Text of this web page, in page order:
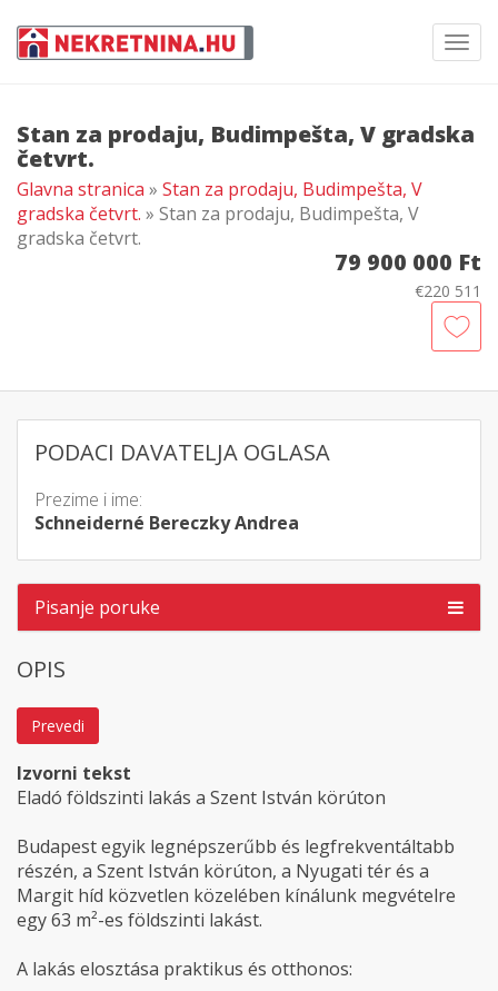
Stan za prodaju, Budimpešta, V gradska
četvrt.
Glavna stranica » Stan za prodaju, Budimpešta, V
gradska četvrt. » Stan za prodaju, Budimpešta, V
gradska četvrt.
79 900 000 Ft
€220 511
PODACI DAVATELJA OGLASA
Prezime i ime:
Schneiderné Bereczky Andrea
Pisanje poruke
OPIS
Prevedi
Izvorni tekst
Eladó földszinti lakás a Szent István körúton
Budapest egyik legnépszerűbb és legfrekventáltabb
részén, a Szent István körúton, a Nyugati tér és a
Margit híd közvetlen közelében kínálunk megvételre
egy 63 m²-es földszinti lakást.
A lakás elosztása praktikus és otthonos: